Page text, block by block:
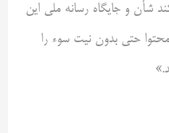
شأن و جایگاه رسانه ملی این
حتی بدون نیت سوء را